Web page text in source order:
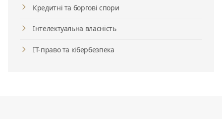
Кредитні та боргові спори
Інтелектуальна власність
ІТ-право та кібербезпека